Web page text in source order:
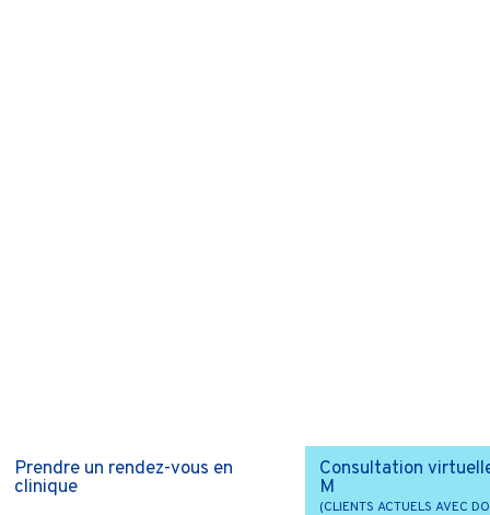
Prendre un rendez-vous en
clinique
Consultation
M
(CLIENTS ACTUELS AVEC